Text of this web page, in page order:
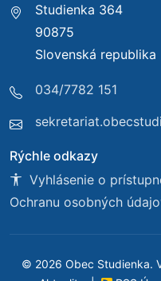
Studienka 364
90875
Slovenská republika
034/7782 151
Rýchle odkazy
Vyhlásenie o
Ochranu osobných
© 2026 Obec Studienka.